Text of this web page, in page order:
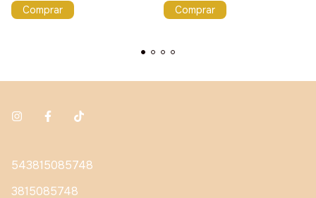
Comprar Comprar
543815085748
3815085748